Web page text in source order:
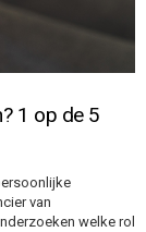
1 op de 5
van
welke rol